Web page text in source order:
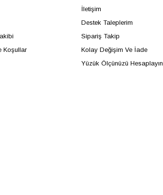
Koşullar
İletişim
Destek Taleplerim
Sipariş Takip
Kolay Değişim Ve İade
Yüzük Ölçünüzü Hesaplayın